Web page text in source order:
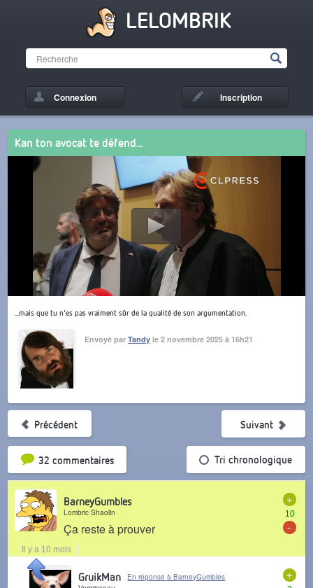
LELOMBRIK
Connexion Inscription
Kan ton avocat te défend...
...mais que tu n'es pas vraiment sûr de la qualité de son argumentation.
Envoyé parTandy le 2 novembre 2025 à 16h21
Précédent
32 commentairesTri par popularité Tri chronologique
Suivant
+
10
-
BarneyGumbles
Lombric Shaolin
Ça reste à prouver
Il y a 10 mois
+
GruikMan
En réponse à BarneyGumbles